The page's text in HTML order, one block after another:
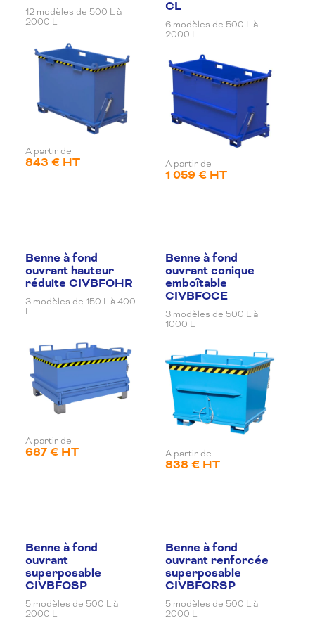
12 modèles de 500 L à
2000 L
A partir de
843 € HT
CL
6 modèles de 500 L à
2000 L
A partir de
1 059 € HT
Benne à fond
ouvrant hauteur
réduite CIVBFOHR
3 modèles de 150 L à 400
L
A partir de
687 € HT
Benne à fond
ouvrant conique
emboîtable
CIVBFOCE
3 modèles de 500 L à
1000 L
A partir de
838 € HT
Benne à fond
ouvrant
superposable
CIVBFOSP
5 modèles de 500 L à
2000 L
Benne à fond
ouvrant renforcée
superposable
CIVBFORSP
5 modèles de 500 L à
2000 L